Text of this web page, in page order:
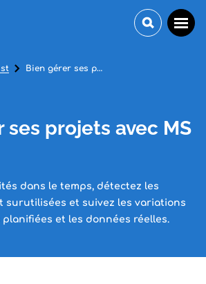
ses projets avec MS
dans le temps, détectez les
surutilisées et suivez les variations
et les données réelles.
Bien gérer ses projets avec MS Project